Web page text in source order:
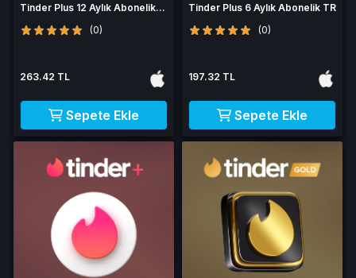
Tinder Plus 12 Aylık Abonelik
(0)
263.42 TL
Sepete Ekle
Tinder Plus 6 Aylık Abonelik TR
(0)
197.32 TL
Sepete Ekle